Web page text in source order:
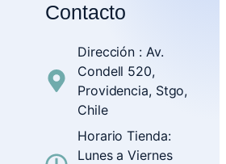
Contacto
Dirección : Av.
Condell 520,
Providencia, Stgo,
Chile
Horario Tienda:
Lunes a Viernes